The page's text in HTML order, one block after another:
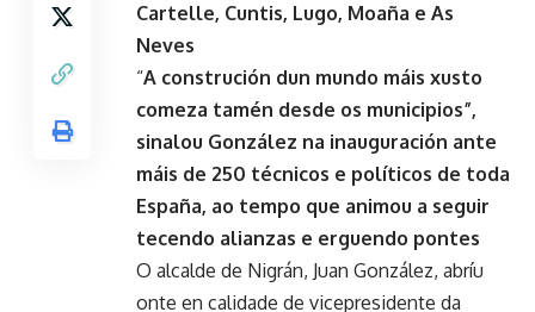
Cartelle, Cuntis, Lugo, Moaña e As
Neves
“A construción dun mundo máis xusto
comeza tamén desde os municipios”,
sinalou González na inauguración ante
máis de 250 técnicos e políticos de toda
España, ao tempo que animou a seguir
tecendo alianzas e erguendo pontes
O alcalde de Nigrán, Juan González, abríu
onte en calidade de vicepresidente da